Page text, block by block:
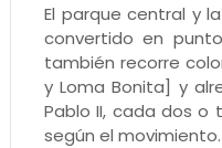
El parque central y la
convertido en
también recorre
y Loma Bonita] y
Pablo II, cada dos
según el movimiento.